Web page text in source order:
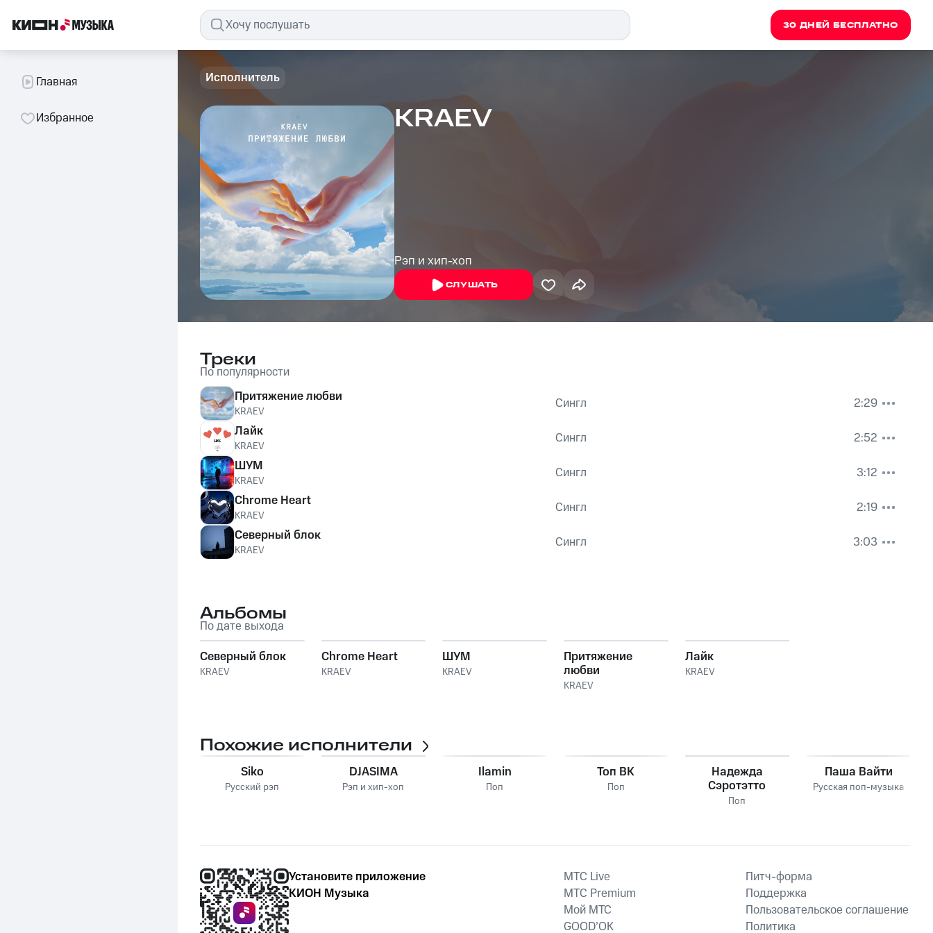
30 ДНЕЙ БЕСПЛАТНО
Главная
Избранное
Исполнитель
KRAEV
Рэп и хип-хоп
СЛУШАТЬ
Треки
По популярности
Притяжение любви
KRAEV Сингл
2:29
Лайк
KRAEV Сингл
2:52
ШУМ
KRAEV Сингл
3:12
Chrome Heart
KRAEV Сингл
2:19
Северный блок
KRAEV Сингл 3:03
Альбомы
По дате выхода
Северный блок
KRAEV
Chrome Heart
KRAEV
ШУМ
KRAEV
Притяжение
любви
KRAEV
Лайк
KRAEV
Похожие исполнители
Siko
Русский рэп
DJASIMA
Рэп и хип-хоп
Ilamin
Поп
Топ ВК
Поп
Надежда
Сэротэтто
Поп
Паша Вайти
Русская поп-музыка
Установите приложение
КИОН Музыка
MTС Live
MTС Premium
Мой МТС
GOOD’OK
Питч-форма
Поддержка
Пользовательское соглашение
Политика